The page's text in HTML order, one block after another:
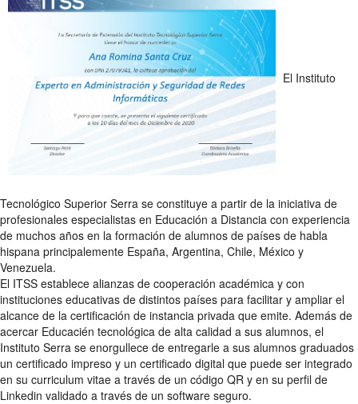
El Instituto
Tecnológico Superior Serra se constituye a partir de la iniciativa de
profesionales especialistas en Educación a Distancia con experiencia
de muchos años en la formación de alumnos de países de habla
hispana principalemente España, Argentina, Chile, México y
Venezuela.
El ITSS establece alianzas de cooperación académica y con
instituciones educativas de distintos países para facilitar y ampliar el
alcance de la certificación de instancia privada que emite. Además de
acercar Educacién tecnológica de alta calidad a sus alumnos, el
Instituto Serra se enorgullece de entregarle a sus alumnos graduados
un certificado impreso y un certificado digital que puede ser integrado
en su curriculum vitae a través de un código QR y en su perfil de
Linkedin validado a través de un software seguro.